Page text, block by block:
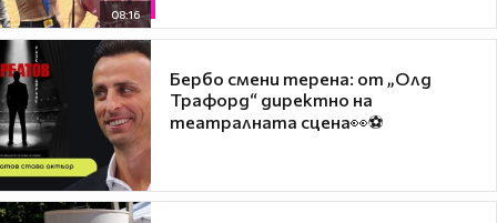
08:16
Бербо смени терена: от „Олд
Трафорд“ директно на
театралната сцена👀⚽